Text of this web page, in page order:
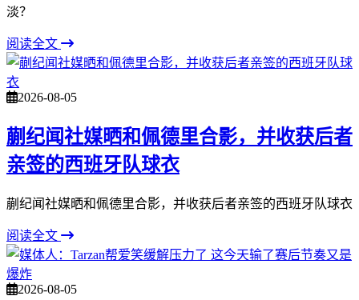
淡？
阅读全文
2026-08-05
蒯纪闻社媒晒和佩德里合影，并收获后者
亲签的西班牙队球衣
蒯纪闻社媒晒和佩德里合影，并收获后者亲签的西班牙队球衣
阅读全文
2026-08-05